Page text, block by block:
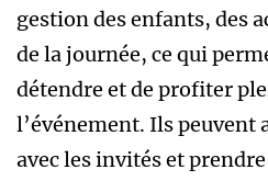
gestion des enfants, des
de la journée, ce qui
détendre et de profiter
l’événement. Ils peuvent
avec les invités et